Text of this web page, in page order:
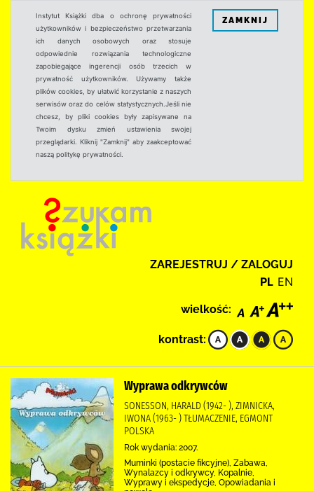
Instytut Książki dba o ochronę prywatności
użytkowników i bezpieczeństwo przetwarzania
ich danych osobowych oraz stosuje
odpowiednie rozwiązania technologiczne
zapobiegające ingerencji osób trzecich w
prywatność użytkowników. Używamy także
plików cookies, by ułatwić korzystanie z naszych
serwisów oraz do celów statystycznych.Jeśli nie
chcesz, by pliki cookies były zapisywane na
Twoim dysku zmień ustawienia swojej
przeglądarki. Kliknij "Zamknij" aby zaakceptować
naszą politykę prywatności.
ZAMKNIJ
ZAREJESTRUJ / ZALOGUJ
PL EN
wielkość:
kontrast:
Wyprawa odkrywców
SONESSON, HARALD (1942- ), ZIMNICKA,
IWONA (1963- ) TŁUMACZENIE, EGMONT
POLSKA
Rok wydania: 2007.
Muminki (postacie fikcyjne), Zabawa,
Wynalazcy i odkrywcy, Kopalnie,
Wyprawy i ekspedycje, Opowiadania i